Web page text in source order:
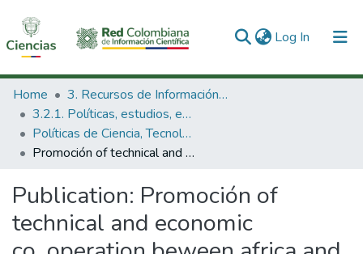
Log In (current)
Communities & Collections
All of DSpace
Statistics
Home
3. Recursos de Información Científica y Tecnológica
3.2.1. Políticas, estudios, evaluaciones e indicadores de CTeI
Políticas de Ciencia, Tecnología e Innovación
Promoción of technical and economic co_operation beween africa and latin América in the field of science and technology.
Publication: Promoción of
technical and economic